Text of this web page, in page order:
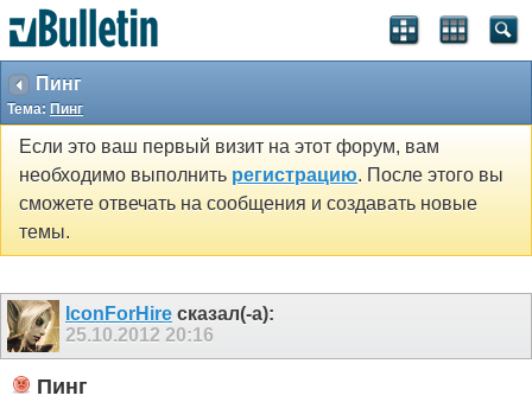
Пинг
Тема: Пинг
Если это ваш первый визит на этот форум, вам
необходимо выполнить регистрацию. После этого вы
сможете отвечать на сообщения и создавать новые
темы.
IconForHire сказал(-а):
25.10.2012 20:16
Пинг